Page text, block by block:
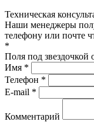
Техническая
Наши менеджеры
телефону или почте
*
Поля под звездочкой
Имя *
Телефон *
E-mail *
Комментарий